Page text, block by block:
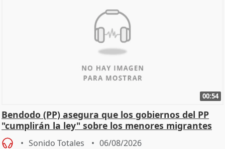
00:54
Bendodo (PP) asegura que los gobiernos del PP
"cumplirán la ley" sobre los menores migrantes
Sonido Totales 06/08/2026